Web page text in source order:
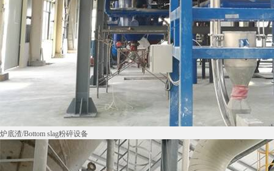
炉底渣/Bottom slag粉碎设备